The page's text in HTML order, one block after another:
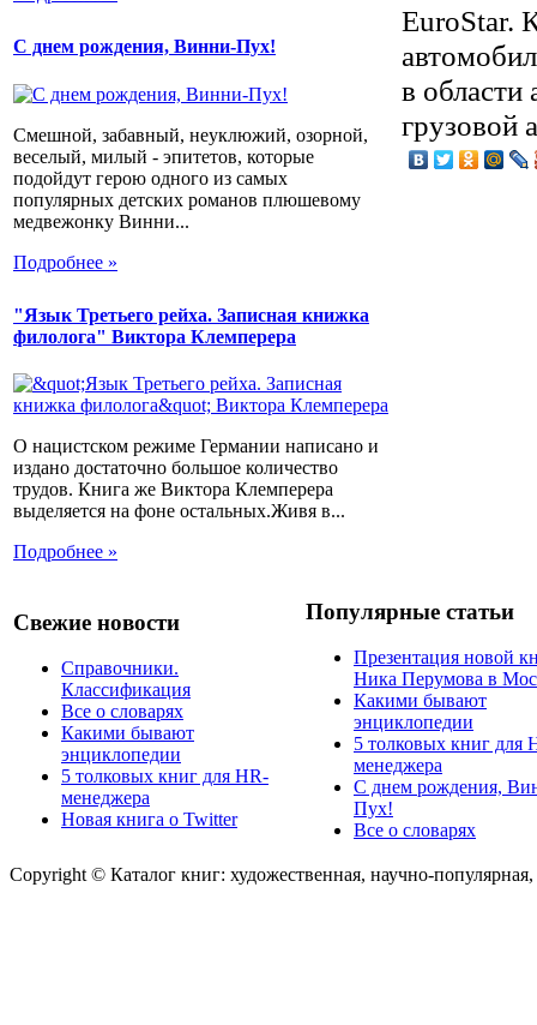
С днем рождения, Винни-Пух!
Смешной, забавный, неуклюжий, озорной,
веселый, милый - эпитетов, которые
подойдут герою одного из самых
популярных детских романов плюшевому
медвежонку Винни...
Подробнее »
"Язык Третьего рейха. Записная книжка
филолога" Виктора Клемперера
О нацистском режиме Германии написано и
издано достаточно большое количество
трудов. Книга же Виктора Клемперера
выделяется на фоне остальных.Живя в...
Подробнее »
EuroStar.
в
грузовой
Свежие новости
Справочники.
Классификация
Все о словарях
Какими бывают
энциклопедии
5 толковых книг для HR-
менеджера
Новая книга о Twitter
Популярные статьи
Презентация новой
Ника Перумова в
Какими бывают
энциклопедии
5 толковых книг для
менеджера
С днем рождения,
Пух!
Все о словарях
Copyright © Каталог книг: художественная, научно-